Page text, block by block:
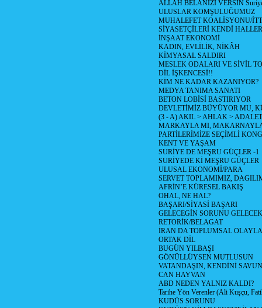
ALLAH BELANIZI VERSİN
ULUSLAR KOMŞULUĞUMUZ
MUHALEFET KOALİSYONU/
SİYASETÇİLERİ KENDİ
İNŞAAT EKONOMİ
KADIN, EVLİLİK, NİKÂH
KİMYASAL SALDIRI
MESLEK ODALARI VE SİVİL
DİL İŞKENCESİ!!
KİM NE KADAR KAZANIYOR?
MEDYA TANIMA SANATI
BETON LOBİSİ BASTIRIYOR
DEVLETİMİZ BÜYÜYOR MU,
(3 - A) AKIL > AHLAK > ADALET
MARKAYLA MI,
PARTİLERİMİZE SEÇİMLİ
KENT VE YAŞAM
SURİYE DE MEŞRU GÜÇLER -1
SURİYEDE Kİ MEŞRU GÜÇLER
ULUSAL EKONOMİ/PARA
SERVET TOPLAMIMIZ,
AFRİN’E KÜRESEL BAKIŞ
OHAL, NE HAL?
BAŞARI/SİYASİ BAŞARI
GELECEGİN SORUNU
RETORİK/BELAGAT
İRAN DA TOPLUMSAL
ORTAK DİL
BUGÜN YILBAŞI
GÖNÜLLÜYSEN MUTLUSUN
VATANDAŞIN, KENDİNİ
CAN HAYVAN
ABD NEDEN YALNIZ KALDI?
Tarihe Yön Verenler (Ali Kuşçu,
KUDÜS SORUNU